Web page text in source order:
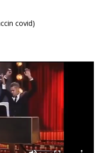
covid)